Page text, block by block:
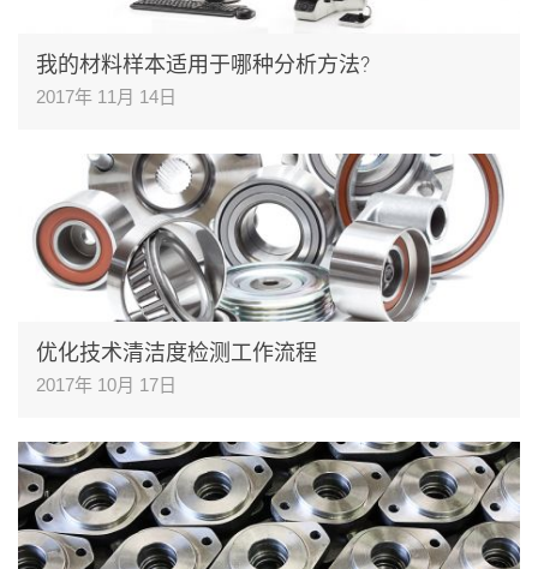
我的材料样本适用于哪种分析方法?
2017年 11月 14日
优化技术清洁度检测工作流程
2017年 10月 17日